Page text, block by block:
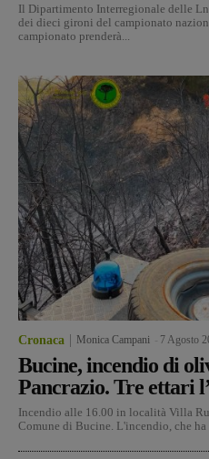
Il Dipartimento Interregionale delle
dei dieci gironi del campionato
campionato prenderà...
Cronaca Monica Campani 7 Agosto
Bucine, incendio di
Pancrazio. Tre ettari
Incendio alle 16.00 in località Villa
Comune di Bucine. L'incendio, che ha